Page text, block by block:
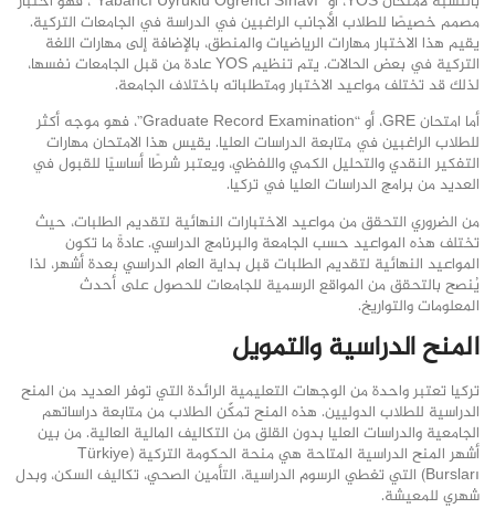
مصمم خصيصًا للطلاب الأجانب الراغبين في الدراسة في الجامعات التركية.
يقيم هذا الاختبار مهارات الرياضيات والمنطق، بالإضافة إلى مهارات اللغة
التركية في بعض الحالات. يتم تنظيم YOS عادة من قبل الجامعات نفسها،
لذلك قد تختلف مواعيد الاختبار ومتطلباته باختلاف الجامعة.
أما امتحان GRE، أو “Graduate Record Examination”، فهو موجه أكثر
للطلاب الراغبين في متابعة الدراسات العليا. يقيس هذا الامتحان مهارات
التفكير النقدي والتحليل الكمي واللفظي، ويعتبر شرطًا أساسيًا للقبول في
العديد من برامج الدراسات العليا في تركيا.
من الضروري التحقق من مواعيد الاختبارات النهائية لتقديم الطلبات، حيث
تختلف هذه المواعيد حسب الجامعة والبرنامج الدراسي. عادةً ما تكون
المواعيد النهائية لتقديم الطلبات قبل بداية العام الدراسي بعدة أشهر، لذا
يُنصح بالتحقق من المواقع الرسمية للجامعات للحصول على أحدث
المعلومات والتواريخ.
المنح الدراسية والتمويل
تركيا تعتبر واحدة من الوجهات التعليمية الرائدة التي توفر العديد من المنح
الدراسية للطلاب الدوليين. هذه المنح تمكّن الطلاب من متابعة دراساتهم
الجامعية والدراسات العليا بدون القلق من التكاليف المالية العالية. من بين
أشهر المنح الدراسية المتاحة هي منحة الحكومة التركية (Türkiye
Bursları) التي تغطي الرسوم الدراسية، التأمين الصحي، تكاليف السكن، وبدل
شهري للمعيشة.